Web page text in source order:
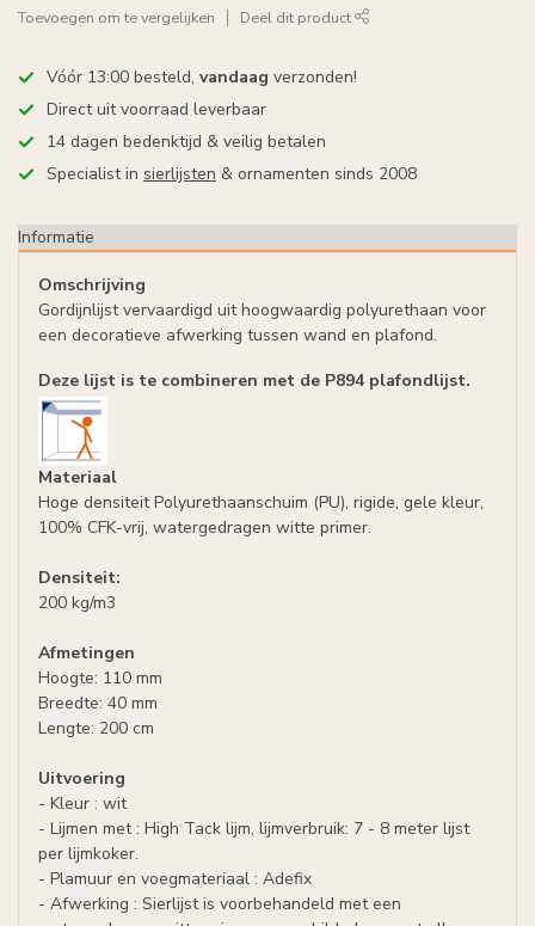
Toevoegen om te vergelijken Deel dit product
Vóór 13:00 besteld, vandaag verzonden!
Direct uit voorraad leverbaar
14 dagen bedenktijd & veilig betalen
Specialist in sierlijsten & ornamenten sinds 2008
Informatie
Omschrijving
Gordijnlijst vervaardigd uit hoogwaardig polyurethaan voor
een decoratieve afwerking tussen wand en plafond.
Deze lijst is te combineren met de P894 plafondlijst.
Materiaal
Hoge densiteit Polyurethaanschuim (PU), rigide, gele kleur,
100% CFK-vrij, watergedragen witte primer.
Densiteit:
200 kg/m3
Afmetingen
Hoogte: 110 mm
Breedte: 40 mm
Lengte: 200 cm
Uitvoering
- Kleur : wit
- Lijmen met : High Tack lijm, lijmverbruik: 7 - 8 meter lijst
per lijmkoker.
- Plamuur en voegmateriaal : Adefix
- Afwerking : Sierlijst is voorbehandeld met een